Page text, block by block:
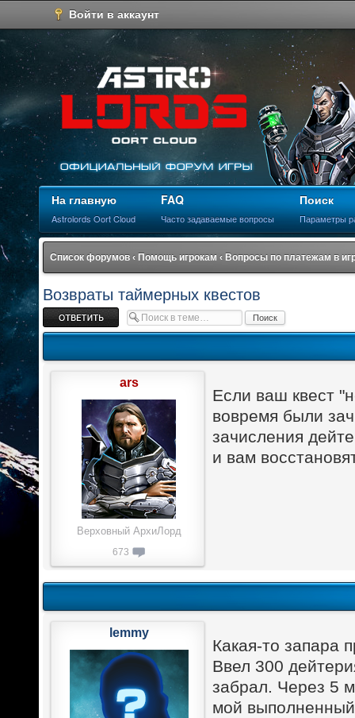
Войти в аккаунт
На главную
Astrolords Oort Cloud
FAQ
Часто задаваемые вопросы
Поиск
Параметры
Список форумов ‹ Помощь игрокам ‹ Вопросы по платежам в
Возвраты таймерных квестов
Ответить
Если ваш квест
вовремя были
зачисления
и вам
ars
Верховный АрхиЛорд
673
Какая-то запара
Ввел 300
забрал. Через 5
мой
lemmy